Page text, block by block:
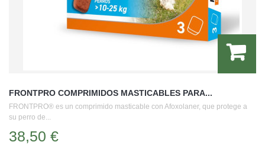
FRONTPRO COMPRIMIDOS MASTICABLES PARA...
FRONTPRO® es un comprimido masticable con Afoxolaner, que protege a
su perro de...
38,50 €